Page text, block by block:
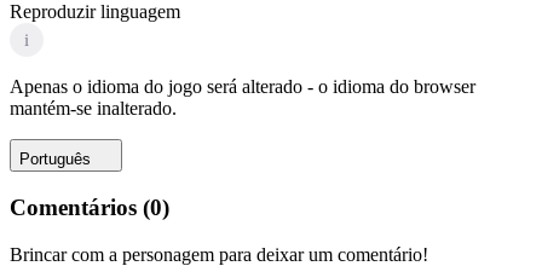
Reproduzir linguagem
i
Apenas o idioma do jogo será alterado - o idioma do browser
mantém-se inalterado.
Português
Comentários (0)
Brincar com a personagem para deixar um comentário!